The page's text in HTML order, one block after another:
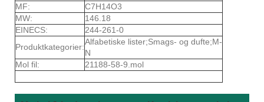
MF:
C7H14O3
MW:
146.18
EINECS:
244-261-0
Produktkategorier:
Alfabetiske lister;Smags- og dufte;M-
N
Mol fil:
21188-58-9.mol